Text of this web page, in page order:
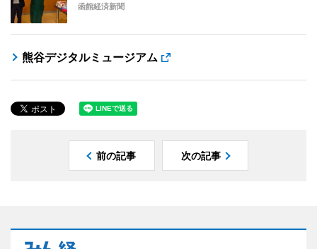
函館経済新聞
熊谷デジタルミュージアム
前の記事 次の記事